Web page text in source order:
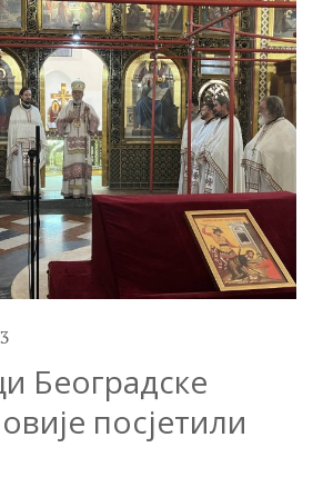
Београдске
посјетили